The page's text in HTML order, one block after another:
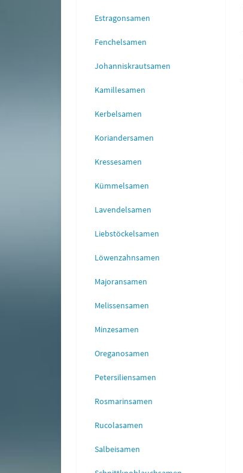
Estragonsamen
Fenchelsamen
Johanniskrautsamen
Kamillesamen
Kerbelsamen
Koriandersamen
Kressesamen
Kümmelsamen
Lavendelsamen
Liebstöckelsamen
Löwenzahnsamen
Majoransamen
Melissensamen
Minzesamen
Oreganosamen
Petersiliensamen
Rosmarinsamen
Rucolasamen
Salbeisamen